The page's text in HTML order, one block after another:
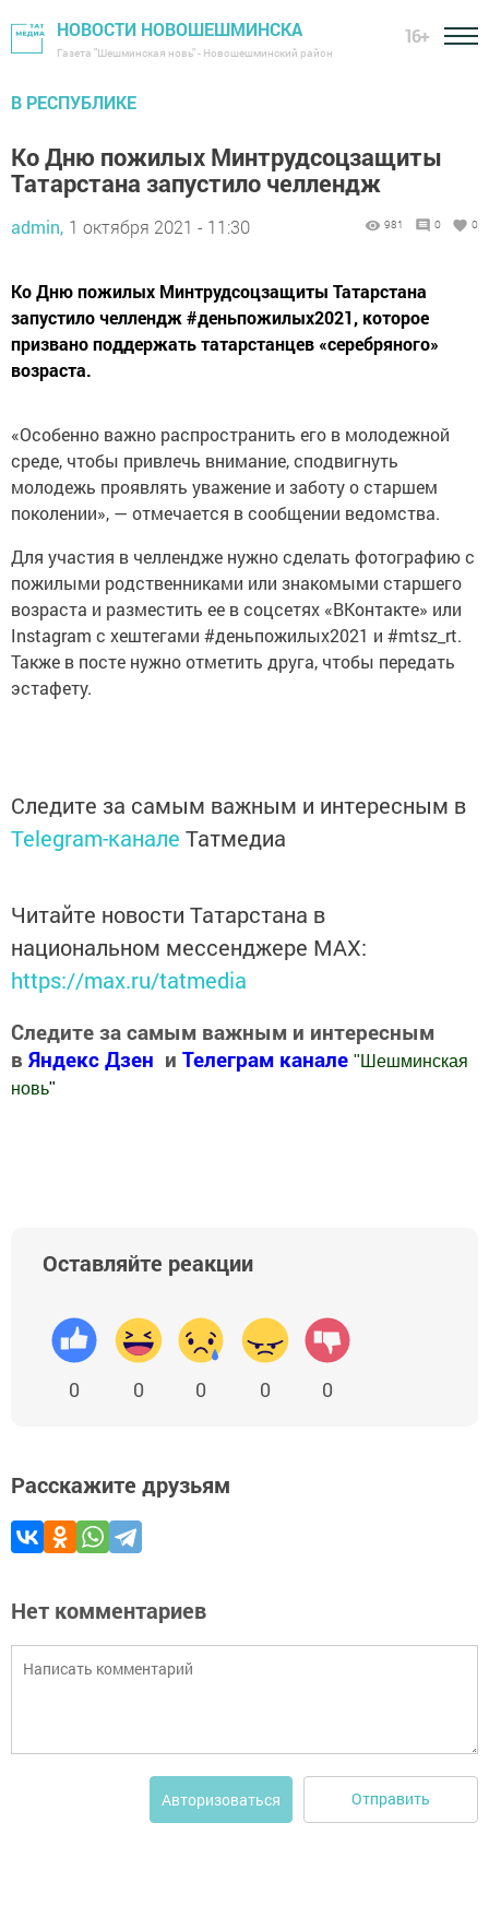
НОВОСТИ НОВОШЕШМИНСКА
Газета "Шешминская новь" - Новошешминский район
16+
В РЕСПУБЛИКЕ
Ко Дню пожилых Минтрудсоцзащиты
Татарстана запустило челлендж
admin, 1 октября 2021 - 11:30 981 0 0
Ко Дню пожилых Минтрудсоцзащиты Татарстана
запустило челлендж #деньпожилых2021, которое
призвано поддержать татарстанцев «серебряного»
возраста.
«Особенно важно распространить его в молодежной
среде, чтобы привлечь внимание, сподвигнуть
молодежь проявлять уважение и заботу о старшем
поколении», — отмечается в сообщении ведомства.
Для участия в челлендже нужно сделать фотографию с
пожилыми родственниками или знакомыми старшего
возраста и разместить ее в соцсетях «ВКонтакте» или
Instagram c хештегами #деньпожилых2021 и #mtsz_rt.
Также в посте нужно отметить друга, чтобы передать
эстафету.
Следите за самым важным и интересным в
Telegram-канале Татмедиа
Читайте новости Татарстана в
национальном мессенджере MАХ:
https://max.ru/tatmedia
Следите за самым важным и интересным
в Яндекс Дзен и Телеграм канале " Шешминская
новь"
Оставляйте реакции
0 0 0 0 0
Расскажите друзьям
Нет комментариев
Авторизоваться Отправить